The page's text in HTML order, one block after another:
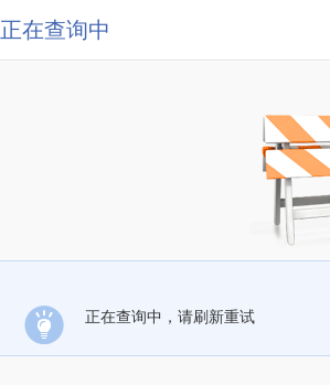
正在查询中
正在查询中，请刷新重试